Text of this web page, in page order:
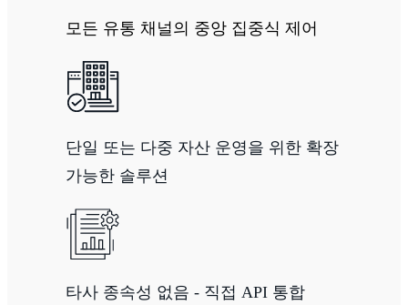
모든 유통 채널의 중앙 집중식 제어
단일 또는 다중 자산 운영을 위한 확장
가능한 솔루션
타사 종속성 없음 - 직접 API 통합